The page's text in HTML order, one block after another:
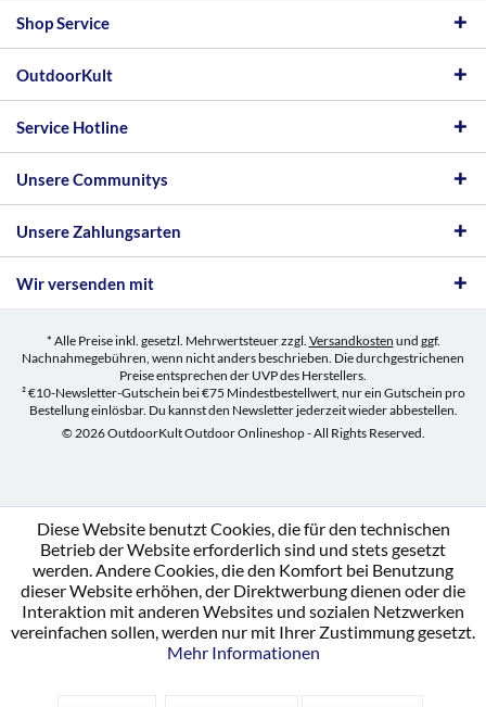
Shop Service
OutdoorKult
Service Hotline
Unsere Communitys
Unsere Zahlungsarten
Wir versenden mit
* Alle Preise inkl. gesetzl. Mehrwertsteuer zzgl. Versandkosten und ggf.
Nachnahmegebühren, wenn nicht anders beschrieben. Die durchgestrichenen
Preise entsprechen der UVP des Herstellers.
² €10-Newsletter-Gutschein bei €75 Mindestbestellwert, nur ein Gutschein pro
Bestellung einlösbar. Du kannst den Newsletter jederzeit wieder abbestellen.
© 2026 OutdoorKult Outdoor Onlineshop - All Rights Reserved.
Diese Website benutzt Cookies, die für den technischen
Betrieb der Website erforderlich sind und stets gesetzt
werden. Andere Cookies, die den Komfort bei Benutzung
dieser Website erhöhen, der Direktwerbung dienen oder die
Interaktion mit anderen Websites und sozialen Netzwerken
vereinfachen sollen, werden nur mit Ihrer Zustimmung gesetzt.
Mehr Informationen